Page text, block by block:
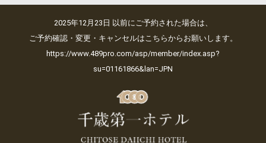
2025年12月23日 以前にご予約された場合は、
ご予約確認・変更・キャンセルはこちらからお願いします。
https://www.489pro.com/asp/member/index.asp?
su=01161866&lan=JPN